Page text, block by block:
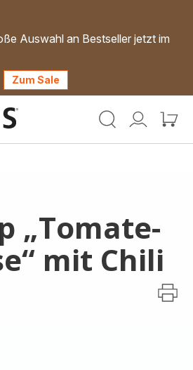
Auswahl an Bestseller jetzt im
Zum Sale
Mein
Mein
„Tomate-
mit Chili